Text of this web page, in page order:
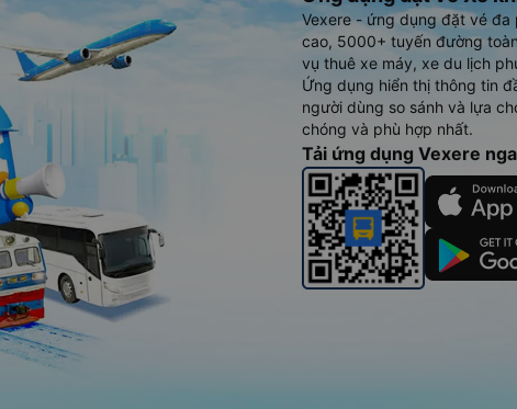
Vexere - ứng dụng đặt vé
cao, 5000+ tuyến đường
vụ thuê xe máy, xe du lịch
Ứng dụng hiển thị thông tin
người dùng so sánh và lựa
chóng và phù hợp nhất.
Tải ứng dụng Vexere